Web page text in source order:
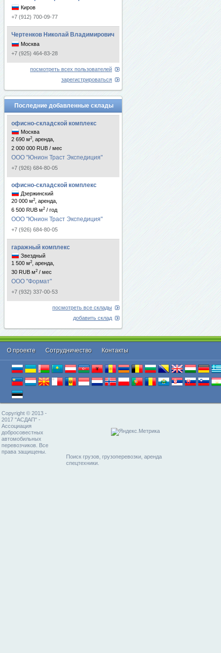
Киров
+7 (912) 700-09-77
Чертенков Николай Владимирович
Москва
+7 (925) 464-83-28
посмотреть всех пользователей
зарегистрироваться
Последние добавленные склады
офисно-складской комплекс
Москва
2 690 м2
, аренда,
2 000 000 RUB / мес
ООО "Юнион Траст Экспедиция"
+7 (926) 684-80-05
офисно-складской комплекс
Дзержинский
20 000 м2
, аренда,
6 500 RUB м2 / год
ООО "Юнион Траст Экспедиция"
+7 (926) 684-80-05
гаражный комплекс
Звездный
1 500 м2
, аренда,
30 RUB м2 / мес
ООО "Формат"
+7 (932) 337-00-53
посмотреть все склады
добавить склад
О проекте Cотрудничество Контакты
Copyright © 2013 -
2017 "АСДАП" -
Ассоциация
добросовестных
автомобильных
перевозчиков. Все
права защищены.
Поиск грузов, грузоперевозки, аренда
спецтехники.